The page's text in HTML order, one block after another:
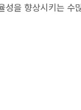
성을 향상시키는 수